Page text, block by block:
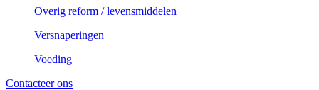
Overig reform / levensmiddelen
Versnaperingen
Voeding
Contacteer ons